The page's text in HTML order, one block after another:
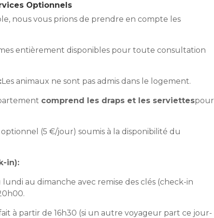
Optionnels
nous vous prions de prendre en compte les
entièrement disponibles pour toute consultation
Les animaux ne sont pas admis dans le logement.
comprend les draps et les serviettespour
optionnel (5 €/jour) soumis à la disponibilité du
in):
au dimanche avec remise des clés (check-in
à partir de 16h30 (si un autre voyageur part ce jour-